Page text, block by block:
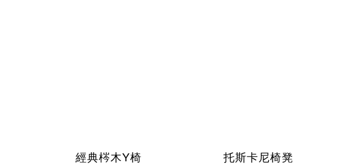
經典梣木Y椅 托斯卡尼椅凳